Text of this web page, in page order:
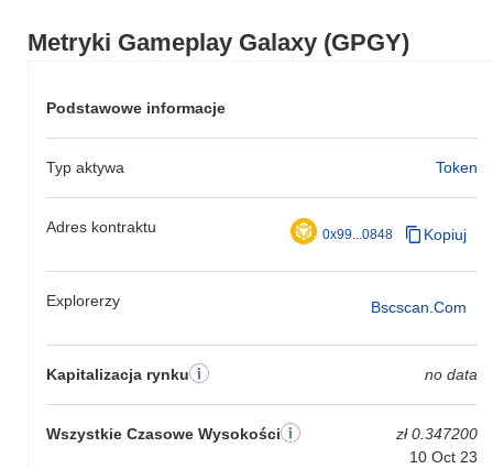
Metryki Gameplay Galaxy (GPGY)
Podstawowe informacje
Typ aktywa Token
Adres kontraktu 0x99...0848 Kopiuj
Explorerzy Bscscan.com
Kapitalizacja rynku no data
Wszystkie Czasowe Wysokości
zł 0.347200
10 Oct 23